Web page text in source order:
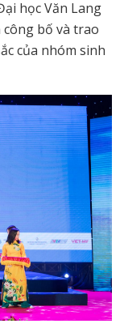
học Văn Lang
bố và trao
của nhóm sinh